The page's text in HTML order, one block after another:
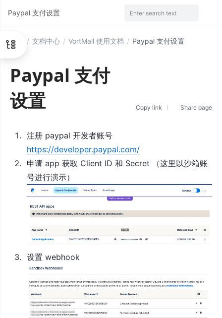
首页 / 文档中心 / VortMall 使用文档 / Paypal 支付设置
Paypal 支付
设置
Copy link Share page
注册 paypal 开发者账号
https://developer.paypal.com/
申请 app 获取 Client ID 和 Secret （这里以沙箱账
号进行演示）
设置 webhook
Paypal 支付设置 Enter search text